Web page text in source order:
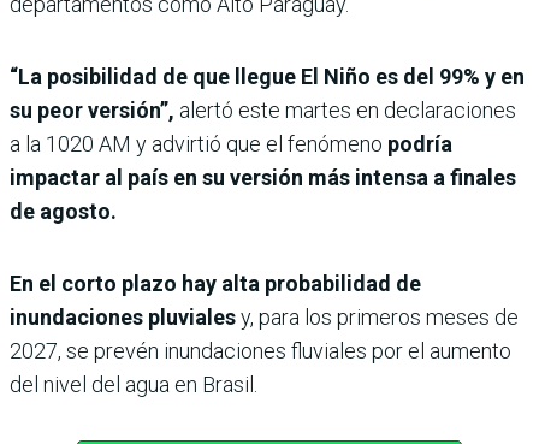
“La posibilidad de que llegue El Niño es del 99% y en
su peor versión”, alertó este martes en declaraciones
a la 1020 AM y advirtió que el fenómeno podría
impactar al país en su versión más intensa a finales
de agosto.
En el corto plazo hay alta probabilidad de
inundaciones pluvialesy, para los primeros meses de
2027, se prevén inundaciones fluviales por el aumento
del nivel del agua en Brasil.